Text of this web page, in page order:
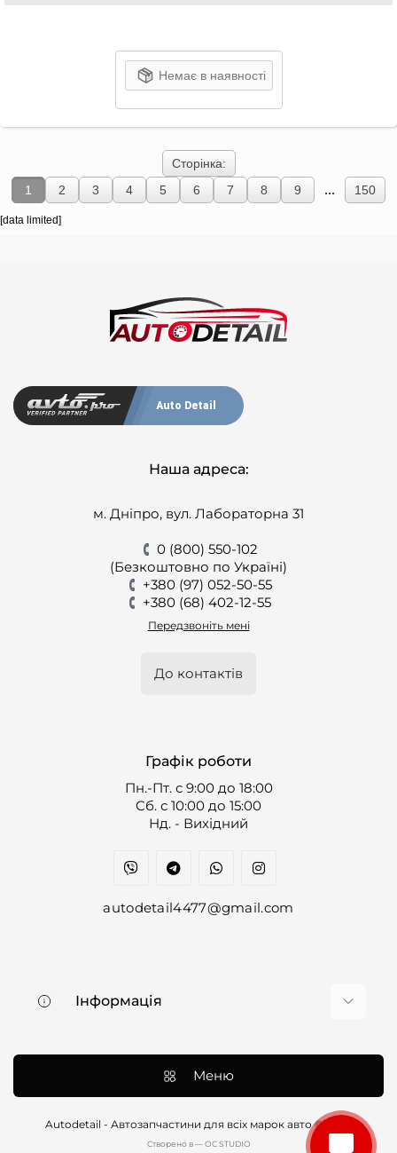
Немає в наявності
Сторінка:
1
2 3 4 5 6 7 8 9 ... 150
[data limited]
Auto Detail
Наша адреса:
м. Дніпро, вул. Лабораторна 31
0 (800) 550-102
(Безкоштовно по Україні)
+380 (97) 052-50-55
+380 (68) 402-12-55
Передзвоніть мені
До контактів
Графік роботи
Пн.-Пт. с 9:00 до 18:00
Cб. с 10:00 до 15:00
Нд. - Вихідний
autodetail4477@gmail.com
Інформація
Контакти
Договір оферти
Меню
Autodetail - Автозапчастини для всіх марок авто © 2026
Cтворено в — OC STUDIO